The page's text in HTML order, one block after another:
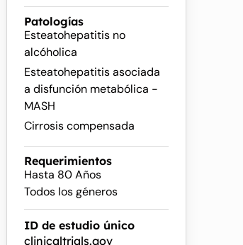
Patologías
Esteatohepatitis no
alcóholica
Esteatohepatitis asociada
a disfunción metabólica -
MASH
Cirrosis compensada
Requerimientos
Hasta 80 Años
Todos los géneros
ID de estudio único
clinicaltrials.gov